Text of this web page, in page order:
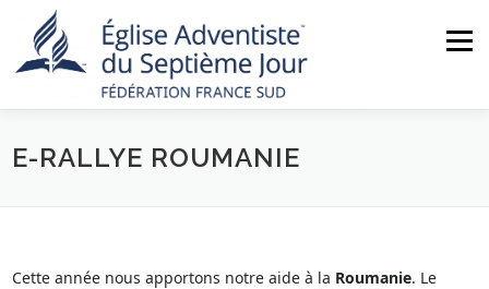
contenu
Menu
ACCUEIL NOUS CONNAÎTRE
E-RALLYE ROUMANIE
Cette année nous apportons notre aide à la Roumanie. Le